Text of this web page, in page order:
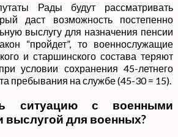
Рады будут рассматривать
даст возможность постепенно
выслугу для назначения пенсии
“пройдет”, то военнослужащие
и старшинского состава теряют
условии сохранения 45-летнего
пребывания на службе (45-30 = 15).
ситуацию с военными
выслугой для военных?